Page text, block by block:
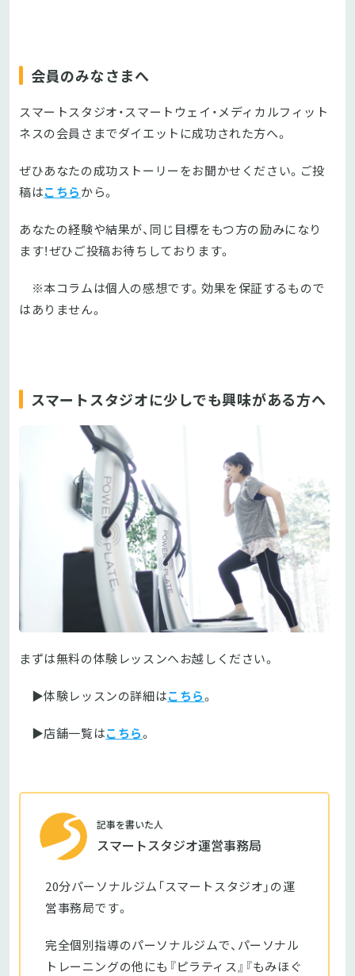
会員のみなさまへ
スマートスタジオ・スマートウェイ・メディカルフィット
ネスの会員さまでダイエットに成功された方へ。
ぜひあなたの成功ストーリーをお聞かせください。ご投
稿はこちらから。
あなたの経験や結果が、同じ目標をもつ方の励みになり
ます！ぜひご投稿お待ちしております。
※本コラムは個人の感想です。効果を保証するもので
はありません。
スマートスタジオに少しでも興味がある方へ
まずは無料の体験レッスンへお越しください。
▶体験レッスンの詳細はこちら。
▶店舗一覧はこちら。
記事を書いた人
スマートスタジオ運営事務局
20分パーソナルジム「スマートスタジオ」の運
営事務局です。
完全個別指導のパーソナルジムで、パーソナル
トレーニングの他にも『ピラティス』『もみほぐ